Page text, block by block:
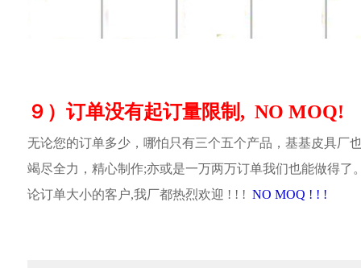
９）订单没有起订量限制, NO MOQ!
无论您的订单多少，哪怕只有三个五个产品，基基皮具厂
竭尽全力，精心制作;亦或是一万两万订单我们也能做得了
论订单大小的客户,我厂都热烈欢迎 ! ! ! NO MOQ ! ! !